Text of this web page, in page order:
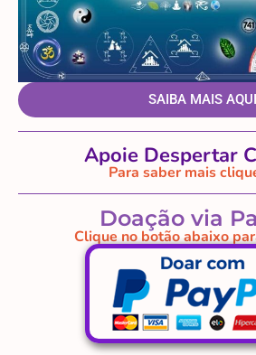
SAIBA MAIS AQUI
Apoie Despertar
Para saber mais
Doação via
Clique no botão abaixo